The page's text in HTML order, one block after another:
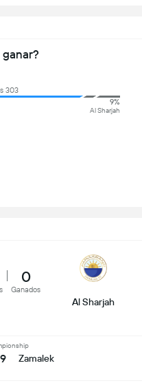
303
9%
Al Sharjah
0
Ganados
Al Sharjah
Zamalek